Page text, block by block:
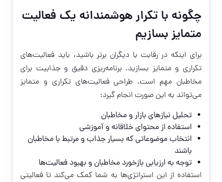
چگونه با تکرار هوشمندانه یک فعالیت
متمایز بسازیم
برای اینکه در رقابت با دیگران برتر باشید، باید فعالیت‌های
تکراری و متمایز بسازید. برنامه‌ریزی دقیق و جذابیت برای
مخاطبان مهم است. طراحی فعالیت‌های تکراری و متمایز
می‌تواند به این صورت انجام گیرد:
تحلیل نیازهای بازار و مخاطبان
استفاده از محتوای خلاقانه و آموزشی
انتخاب موضوعاتی که بسیار جذاب و مرتبط با مخاطبان
باشند
توجه به ارزیابی بازخورد مخاطبان و بهبود فعالیت‌ها
استفاده از این استراتژی‌ها به شما کمک می‌کند تا فعالیتی